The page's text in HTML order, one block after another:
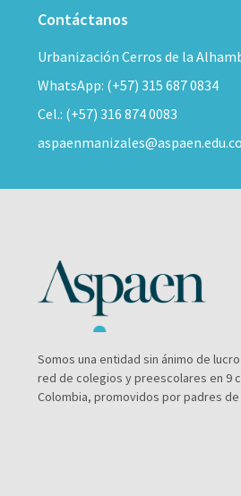
Contáctanos
Urbanización Cerros de la
WhatsApp: (+57) 315 687 0834
Cel.: (+57) 316 874 0083
aspaenmanizales@aspaen.edu.co
Somos una entidad sin ánimo de
red de colegios y preescolares en 9
Colombia, promovidos por padres de